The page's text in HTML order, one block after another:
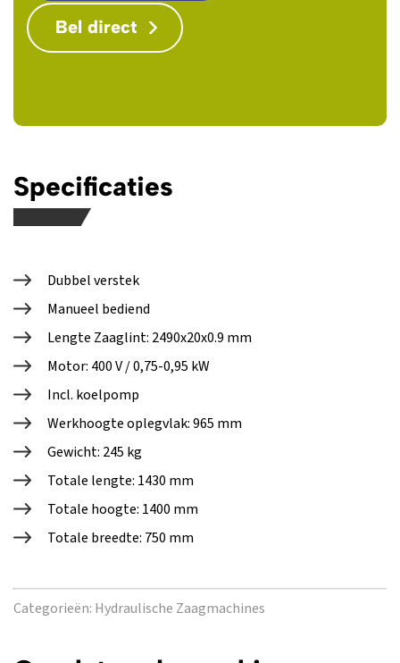
Bel direct
Specificaties
Dubbel verstek
Manueel bediend
Lengte Zaaglint: 2490x20x0.9 mm
Motor: 400 V / 0,75-0,95 kW
Incl. koelpomp
Werkhoogte oplegvlak: 965 mm
Gewicht: 245 kg
Totale lengte: 1430 mm
Totale hoogte: 1400 mm
Totale breedte: 750 mm
Categorieën: Hydraulische Zaagmachines